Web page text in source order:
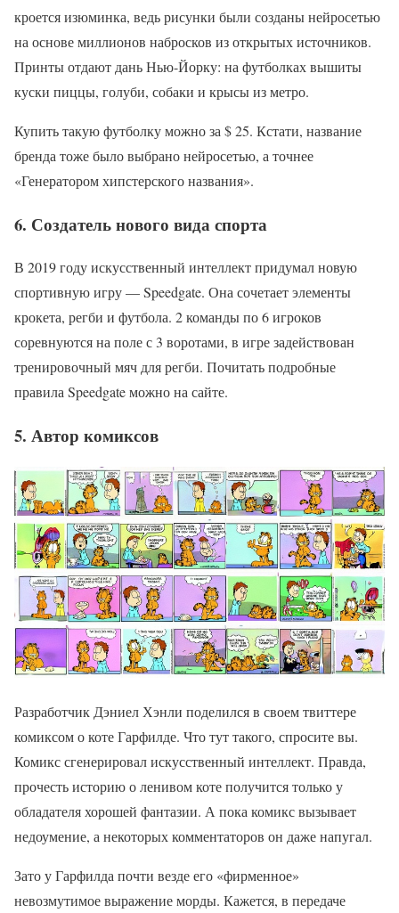
кроется изюминка, ведь рисунки были созданы нейросетью
на основе миллионов набросков из открытых источников.
Принты отдают дань Нью-Йорку: на футболках вышиты
куски пиццы, голуби, собаки и крысы из метро.
Купить такую футболку можно за $ 25. Кстати, название
бренда тоже было выбрано нейросетью, а точнее
«Генератором хипстерского названия».
6. Создатель нового вида спорта
В 2019 году искусственный интеллект придумал новую
спортивную игру — Speedgate. Она сочетает элементы
крокета, регби и футбола. 2 команды по 6 игроков
соревнуются на поле с 3 воротами, в игре задействован
тренировочный мяч для регби. Почитать подробные
правила Speedgate можно на сайте.
5. Автор комиксов
Разработчик Дэниел Хэнли поделился в своем твиттере
комиксом о коте Гарфилде. Что тут такого, спросите вы.
Комикс сгенерировал искусственный интеллект. Правда,
прочесть историю о ленивом коте получится только у
обладателя хорошей фантазии. А пока комикс вызывает
недоумение, а некоторых комментаторов он даже напугал.
Зато у Гарфилда почти везде его «фирменное»
невозмутимое выражение морды. Кажется, в передаче